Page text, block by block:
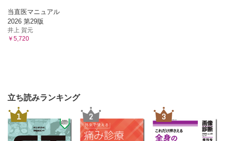
5章 胃・十二指腸の病気
01 「胃潰瘍から胃がんになる」って本当？（畑啓昭）
02 胃切除後は結腸切除後に比べて飲水や食事の開始時期が遅
06 上部消化管からの出血を下血、下部消化管からの出血を血
便と表現するのは正しい？（横井千寿）
07 胃十二指腸潰瘍とAGMLの違いは？（横井千寿）
08 ポリープと腺腫の違いは？（横井千寿）
当直医マニュアル
2026 第29版
井上 賀元
￥5,720
立ち読みランキング
1 2 3